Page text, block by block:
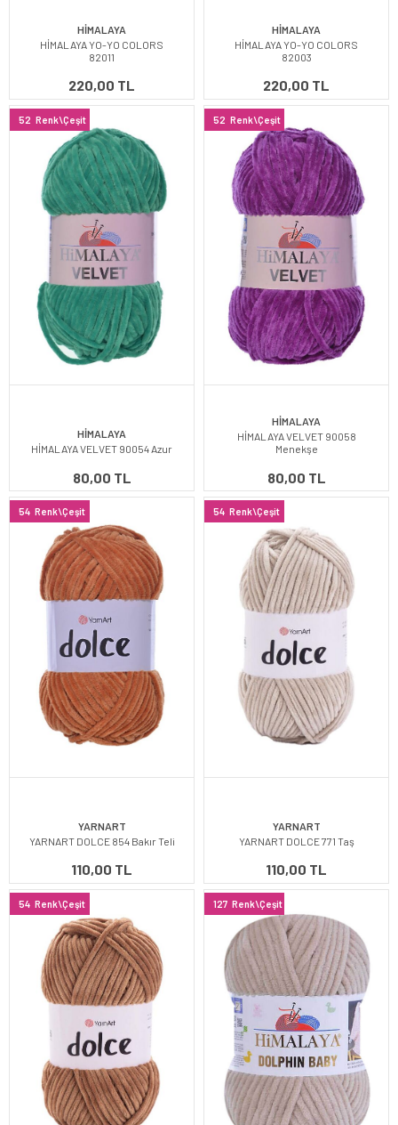
HİMALAYA
HİMALAYA YO-YO COLORS
82011
220,00 TL
HİMALAYA
HİMALAYA YO-YO COLORS
82003
220,00 TL
52 Renk\Çeşit
HİMALAYA
HİMALAYA VELVET 90054 Azur
80,00 TL
52 Renk\Çeşit
HİMALAYA
HİMALAYA VELVET 90058
Menekşe
80,00 TL
54 Renk\Çeşit
YARNART
YARNART DOLCE 854 Bakır Teli
110,00 TL
54 Renk\Çeşit
YARNART
YARNART DOLCE 771 Taş
110,00 TL
54 Renk\Çeşit 127 Renk\Çeşit